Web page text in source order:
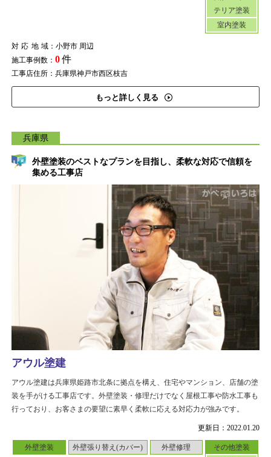
テリア塗装
室内塗装
対応地域：小野市 周辺
施工事例数： 0件
工事店住所：兵庫県神戸市西区枝吉
もっと詳しく見る
兵庫県
外壁塗装のベストなプランを目指し、柔軟な対応で信頼を
集める工事店
更新日：2022.01.20
外壁塗装 外壁張り替え(カバー) 外壁修理
その他塗装
アウル塗建
アウル塗建は兵庫県姫路市北条に拠点を構え、住宅やマンション、店舗の塗
装を手がける工事店です。外壁塗装・修理だけでなく屋根工事や防水工事も
行っており、お客さまの要望に素早く柔軟に応える対応力が強みです。